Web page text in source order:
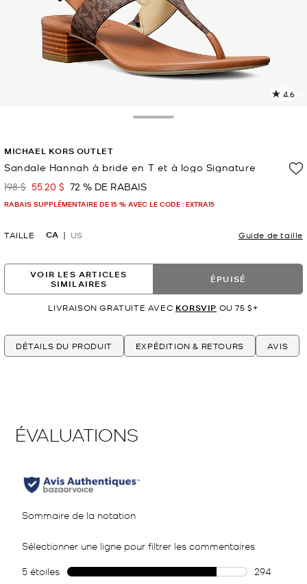
4.6
MICHAEL KORS OUTLET
Sandale Hannah à bride en T et à logo Signature
était
198 $ maintenant
55.20 $ 72 % DE RABAIS
RABAIS SUPPLÉMENTAIRE DE 15 % AVEC LE CODE : EXTRA15
TAILLE CA US Guide de taille
VOIR LES ARTICLES
SIMILAIRES
ÉPUISÉ
LIVRAISON GRATUITE AVEC KORSVIP OU 75 $+
DÉTAILS DU PRODUIT EXPÉDITION & RETOURS AVIS